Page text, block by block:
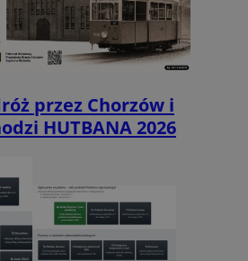
przez Chorzów i
HUTBANA 2026